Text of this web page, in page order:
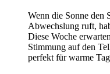
Wenn die Sonne den
Abwechslung ruft,
Diese Woche
Stimmung auf den
perfekt für warme